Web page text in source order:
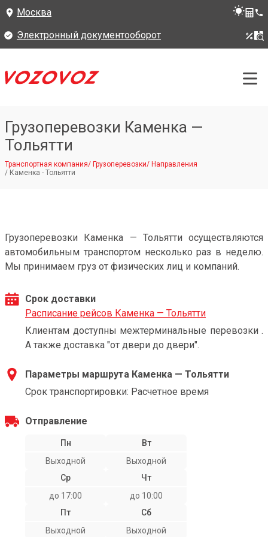
Москва
Электронный документооборот
Грузоперевозки Каменка —
Тольятти
Транспортная компания/ Грузоперевозки/ Направления
/ Каменка - Тольятти
Грузоперевозки Каменка — Тольятти осуществляются
автомобильным транспортом несколько раз в неделю.
Мы принимаем груз от физических лиц и компаний.
Срок доставки
Расписание рейсов Каменка — Тольятти
Клиентам доступны межтерминальные перевозки .
А также доставка "от двери до двери".
Параметры маршрута Каменка — Тольятти
Срок транспортировки: Расчетное время
Отправление
Пн
Выходной
Вт
Выходной
Ср
до 17:00
Чт
до 10:00
Пт
Выходной
Сб
Выходной